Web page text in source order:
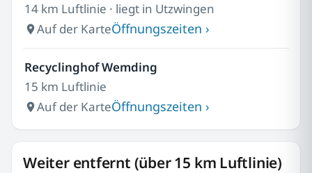
14 km Luftlinie · liegt in Utzwingen
Auf der KarteÖffnungszeiten ›
Recyclinghof Wemding
15 km Luftlinie
Auf der KarteÖffnungszeiten ›
Weiter entfernt (über 15 km Luftlinie)